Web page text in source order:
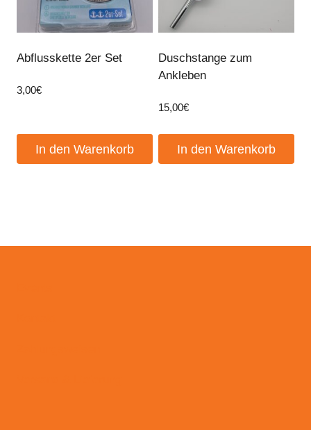
Abflusskette 2er Set
3,00€
In den Warenkorb
Duschstange zum
Ankleben
15,00€
In den Warenkorb